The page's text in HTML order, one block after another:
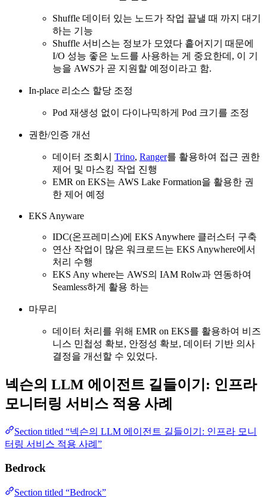
Shuffle 데이터 있는 노드가 작업 끝낼 때 까지 대기
하는 기능
Shuffle 서비스는 정보가 모였다 흩어지기 때문에
I/O 성능 좋은 노드를 사용하는 게 중요한데, 이 기
능을 AWS가 곧 지원할 예정이라고 함.
In-place 리소스 할당 조정
Pod 재생성 없이 다이나믹하게 Pod 크기를 조정
권한/인증 개선
데이터 조회시 Trino, Ranger를 활용하여 접근 권한
제어 및 마스킹 작업 진행
EMR on EKS는 AWS Lake Formation을 활용한 권
한 제어 예정
EKS Anyware
IDC(온프레미스)에 EKS Anywhere 클러스터 구축
연산 작업이 많은 워크로드는 EKS Anywhere에서
처리 수행
EKS Any where는 AWS의 IAM Rolw과 연동하여
Seamless하게 활용 하는
마무리
데이터 처리를 위해 EMR on EKS를 활용하여 비즈
니스 민첩성 확보, 안정성 확보, 데이터 기반 의사
결정을 개선할 수 있었다.
넥슨의 LLM 에이전트 길들이기: 인프라
모니터링 서비스 적용 사례
Section titled “넥슨의 LLM 에이전트 길들이기: 인프라 모니
터링 서비스 적용 사례”
Bedrock
Section titled “Bedrock”